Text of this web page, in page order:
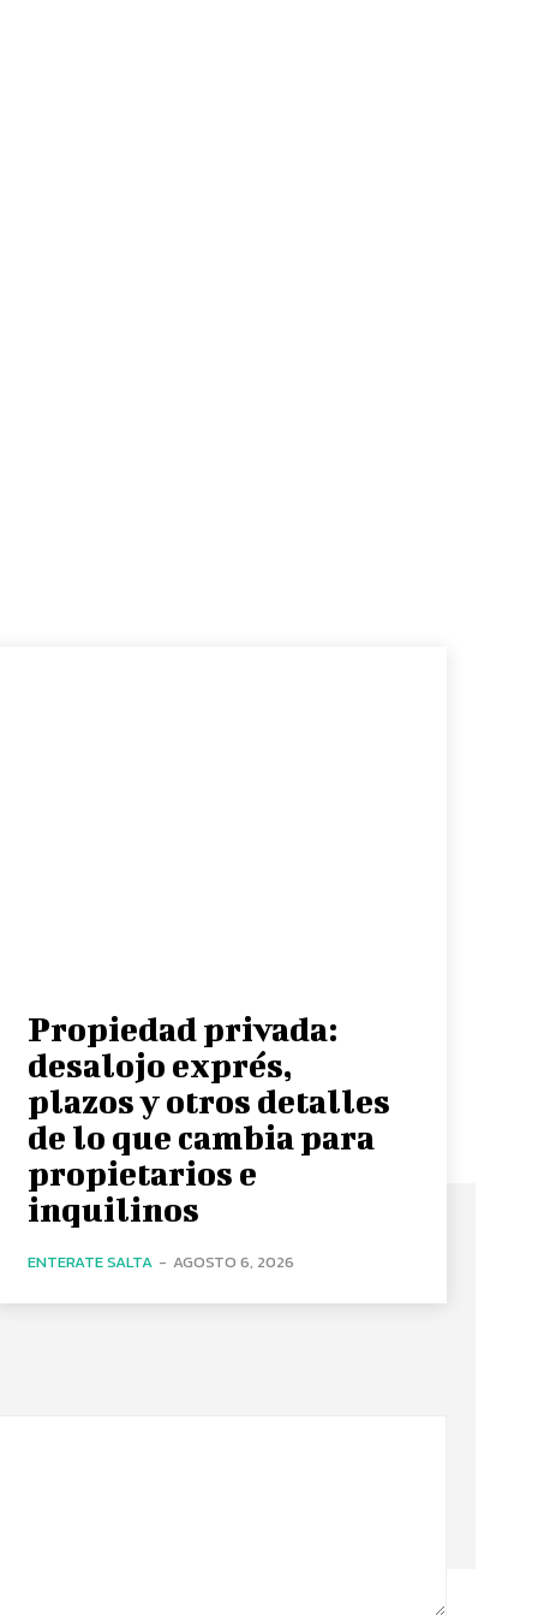
Propiedad privada:
desalojo exprés,
plazos y otros detalles
de lo que cambia para
propietarios e
inquilinos
ENTERATE SALTA - AGOSTO 6, 2026